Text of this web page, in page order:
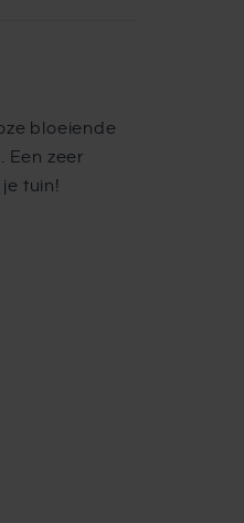
bloeiende
Een zeer
tuin!